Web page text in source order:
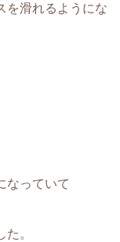
を滑れるよう にな
なっていて
。